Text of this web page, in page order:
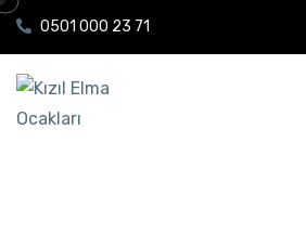
0501 000 23 71